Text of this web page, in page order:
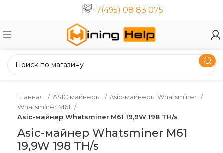
+7(495) 08 83 075
Главная ASIC майнеры
Asic-майнеры Whatsminer
Whatsminer M61
Asic-майнер Whatsminer M61 19,9W 198 TH/s
Asic-майнер Whatsminer M61
19,9W 198 TH/s